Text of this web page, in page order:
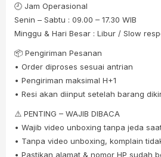
🕘 Jam Operasional
Senin – Sabtu : 09.00 – 17.30 WIB
Minggu & Hari Besar : Libur / Slow
📦 Pengiriman Pesanan
• Order diproses sesuai antrian
• Pengiriman maksimal H+1
• Resi akan diinput setelah barang
⚠️ PENTING – WAJIB DIBACA
• Wajib video unboxing tanpa jeda
• Tanpa video unboxing, komplain
• Pastikan alamat & nomor HP sudah